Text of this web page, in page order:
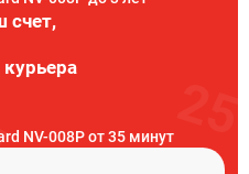
счет,
NV-008P от 35 минут